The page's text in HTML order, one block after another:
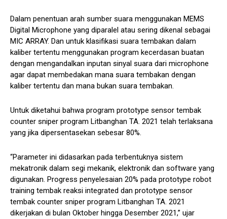
Dalam penentuan arah sumber suara menggunakan MEMS
Digital Microphone yang diparalel atau sering dikenal sebagai
MIC ARRAY. Dan untuk klasifikasi suara tembakan dalam
kaliber tertentu menggunakan program kecerdasan buatan
dengan mengandalkan inputan sinyal suara dari microphone
agar dapat membedakan mana suara tembakan dengan
kaliber tertentu dan mana bukan suara tembakan.
Untuk diketahui bahwa program prototype sensor tembak
counter sniper program Litbanghan TA. 2021 telah terlaksana
yang jika dipersentasekan sebesar 80%.
“Parameter ini didasarkan pada terbentuknya sistem
mekatronik dalam segi mekanik, elektronik dan software yang
digunakan. Progress penyelesaian 20% pada prototype robot
training tembak reaksi integrated dan prototype sensor
tembak counter sniper program Litbanghan TA. 2021
dikerjakan di bulan Oktober hingga Desember 2021,” ujar